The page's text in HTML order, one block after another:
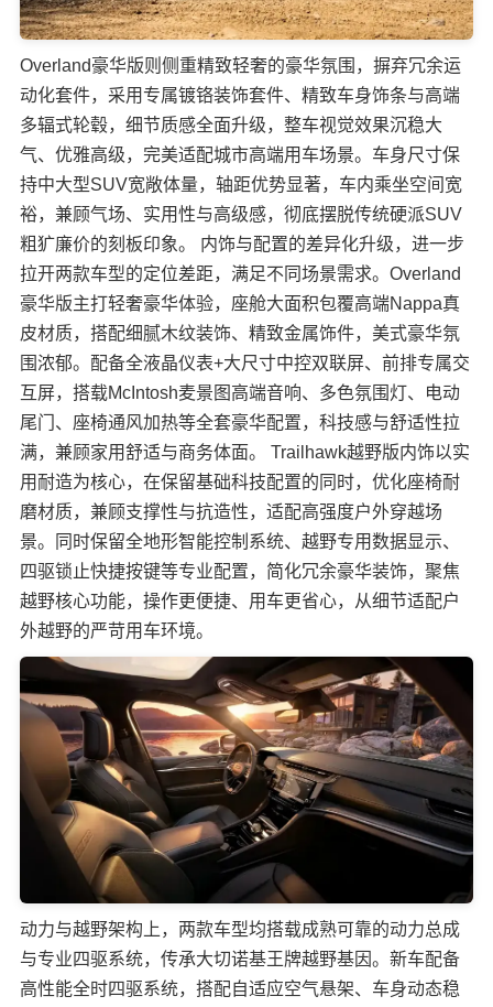
Overland豪华版则侧重精致轻奢的豪华氛围，摒弃冗余运
动化套件，采用专属镀铬装饰套件、精致车身饰条与高端
多辐式轮毂，细节质感全面升级，整车视觉效果沉稳大
气、优雅高级，完美适配城市高端用车场景。车身尺寸保
持中大型SUV宽敞体量，轴距优势显著，车内乘坐空间宽
裕，兼顾气场、实用性与高级感，彻底摆脱传统硬派SUV
粗犷廉价的刻板印象。 内饰与配置的差异化升级，进一步
拉开两款车型的定位差距，满足不同场景需求。Overland
豪华版主打轻奢豪华体验，座舱大面积包覆高端Nappa真
皮材质，搭配细腻木纹装饰、精致金属饰件，美式豪华氛
围浓郁。配备全液晶仪表+大尺寸中控双联屏、前排专属交
互屏，搭载McIntosh麦景图高端音响、多色氛围灯、电动
尾门、座椅通风加热等全套豪华配置，科技感与舒适性拉
满，兼顾家用舒适与商务体面。 Trailhawk越野版内饰以实
用耐造为核心，在保留基础科技配置的同时，优化座椅耐
磨材质，兼顾支撑性与抗造性，适配高强度户外穿越场
景。同时保留全地形智能控制系统、越野专用数据显示、
四驱锁止快捷按键等专业配置，简化冗余豪华装饰，聚焦
越野核心功能，操作更便捷、用车更省心，从细节适配户
外越野的严苛用车环境。
动力与越野架构上，两款车型均搭载成熟可靠的动力总成
与专业四驱系统，传承大切诺基王牌越野基因。新车配备
高性能全时四驱系统，搭配自适应空气悬架、车身动态稳